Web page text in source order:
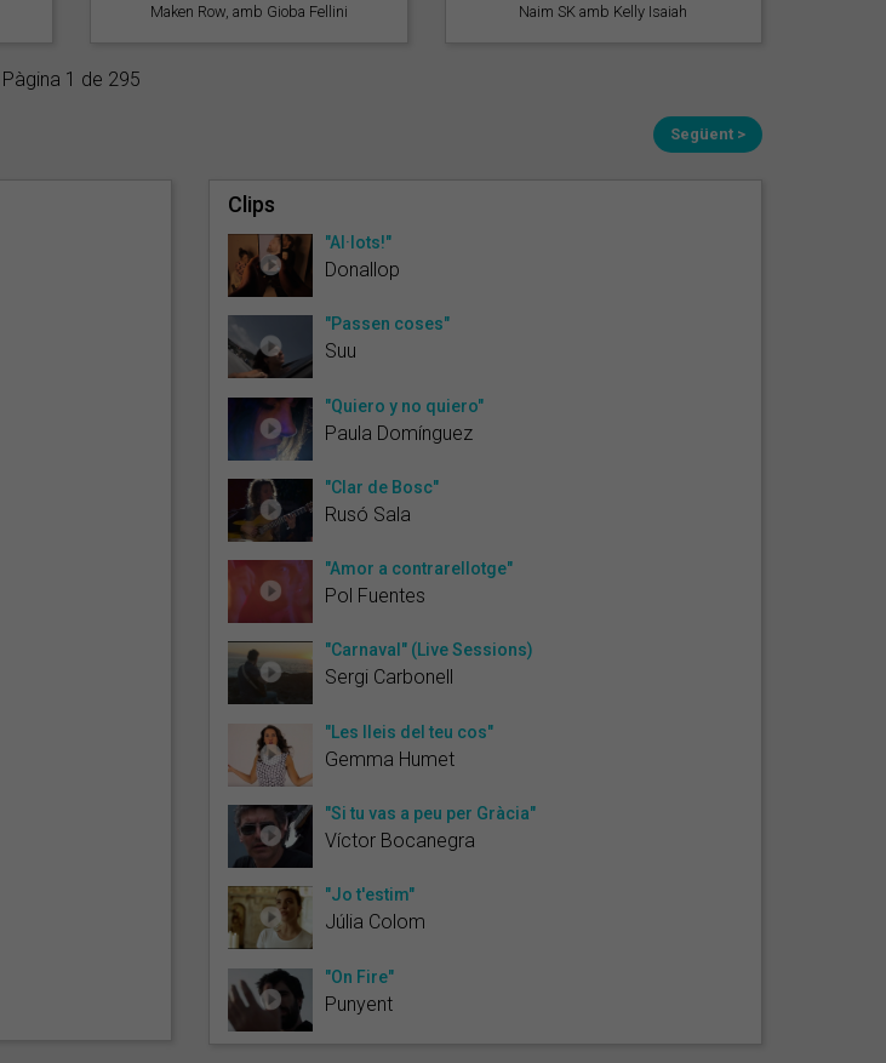
Maken Row, amb Gioba Fellini Naim SK amb Kelly Isaiah
Pàgina 1 de 295
Següent >
Clips
"Al·lots!"
Donallop
"Passen coses"
Suu
"Quiero y no quiero"
Paula Domínguez
"Clar de Bosc"
Rusó Sala
"Amor a contrarellotge"
Pol Fuentes
"Carnaval" (Live Sessions)
Sergi Carbonell
"Les lleis del teu cos"
Gemma Humet
"Si tu vas a peu per Gràcia"
Víctor Bocanegra
"Jo t'estim"
Júlia Colom
"On Fire"
Punyent